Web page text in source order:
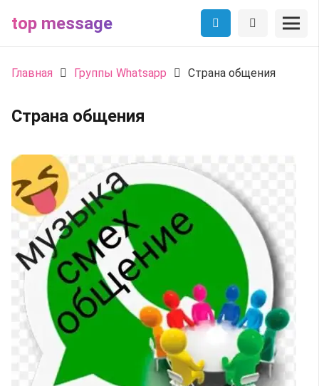
top message
Главная Группы Whatsapp Страна общения
Страна общения